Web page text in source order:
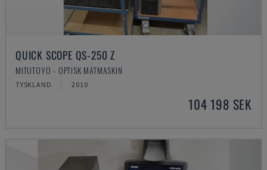
QUICK SCOPE QS-250 Z
MITUTOYO - OPTISK MÄTMASKIN
TYSKLAND 2010
104 198 SEK